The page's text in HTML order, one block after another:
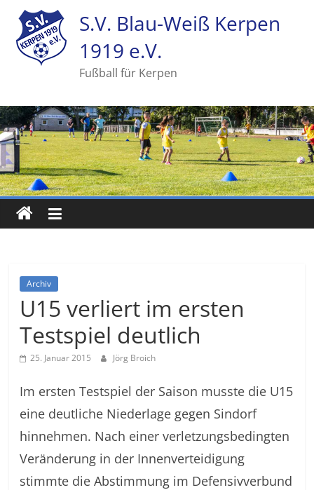
S.V. Blau-Weiß Kerpen
1919 e.V.
Fußball für Kerpen
Archiv
U15 verliert im ersten
Testspiel deutlich
25. Januar 2015 Jörg Broich
Im ersten Testspiel der Saison musste die U15
eine deutliche Niederlage gegen Sindorf
hinnehmen. Nach einer verletzungsbedingten
Veränderung in der Innenverteidigung
stimmte die Abstimmung im Defensivverbund